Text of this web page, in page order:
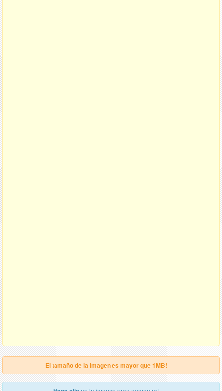
El tamaño de la imagen es mayor que 1MB!